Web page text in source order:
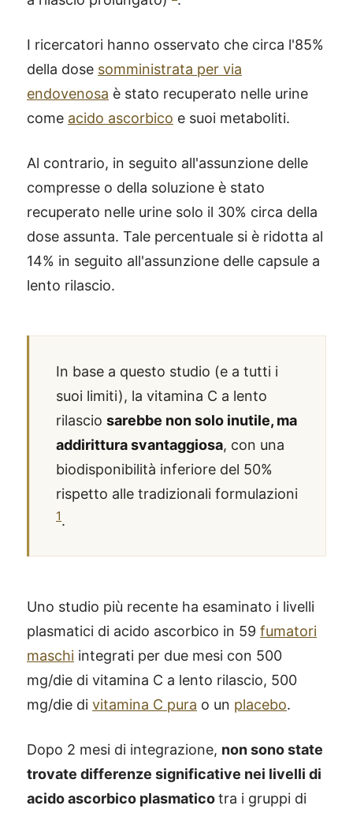
I ricercatori hanno osservato che circa l'85%
della dose somministrata per via
endovenosa è stato recuperato nelle urine
come acido ascorbico e suoi metaboliti.
Al contrario, in seguito all'assunzione delle
compresse o della soluzione è stato
recuperato nelle urine solo il 30% circa della
dose assunta. Tale percentuale si è ridotta al
14% in seguito all'assunzione delle capsule a
lento rilascio.
In base a questo studio (e a tutti i
suoi limiti), la vitamina C a lento
rilascio sarebbe non solo inutile, ma
addirittura svantaggiosa, con una
biodisponibilità inferiore del 50%
rispetto alle tradizionali formulazioni
1.
Uno studio più recente ha esaminato i livelli
plasmatici di acido ascorbico in 59 fumatori
maschi integrati per due mesi con 500
mg/die di vitamina C a lento rilascio, 500
mg/die di vitamina C pura o un placebo.
Dopo 2 mesi di integrazione, non sono state
trovate differenze significative nei livelli di
acido ascorbico plasmaticotra i gruppi di